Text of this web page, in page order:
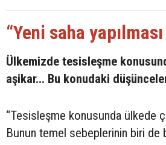
“Yeni saha
Ülkemizde tesisleşme
aşikar... Bu konudaki
“Tesisleşme konusunda ülkede
Bunun temel sebeplerinin biri de